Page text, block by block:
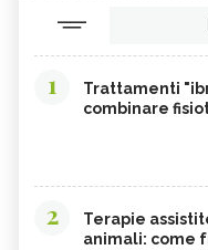
1
Trattamenti
combinare
2
Terapie
animali: come